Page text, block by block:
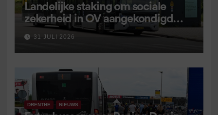
Landelijke staking om sociale
zekerheid in OV aangekondigd
voor 9 september
31 JULI 2026
DRENTHE NIEUWS